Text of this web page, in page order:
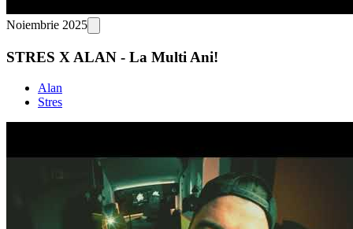
Noiembrie 2025
STRES X ALAN - La Multi Ani!
Alan
Stres